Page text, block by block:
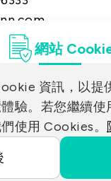
正東路2段27-8號
Corporation. All
網站
資訊，以提
驗。若您繼續使
使用 Cookies。